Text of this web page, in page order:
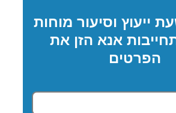
ייעוץ וסיעור מוחות
אנא הזן את
הפרטים